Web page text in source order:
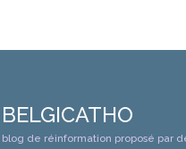
BELGICATHO
blog de réinformation proposé par